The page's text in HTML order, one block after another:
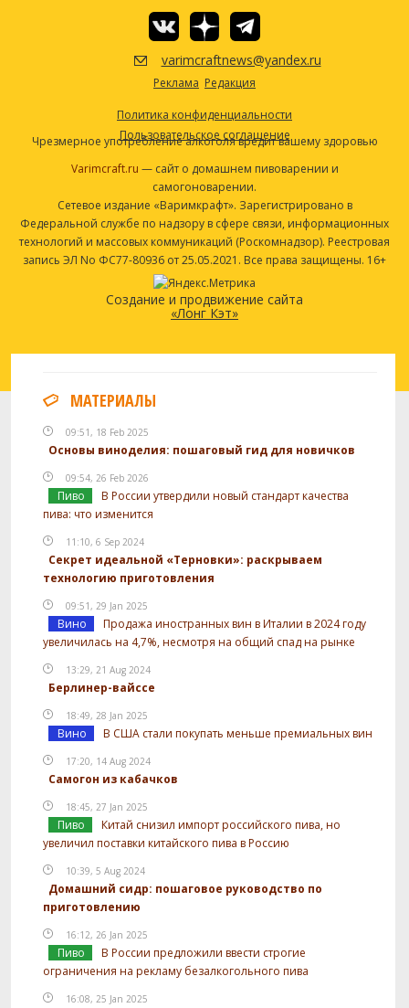
varimcraftnews@yandex.ru
Реклама Редакция
Политика конфиденциальности
Пользовательское соглашение
Чрезмерное употребление алкоголя вредит вашему здоровью
Varimcraft.ru — сайт о домашнем пивоварении и
самогоноварении.
Сетевое издание «Варимкрафт». Зарегистрировано в
Федеральной службе по надзору в сфере связи, информационных
технологий и массовых коммуникаций (Роскомнадзор). Реестровая
запись ЭЛ No ФС77-80936 от 25.05.2021. Все права защищены. 16+
Создание и продвижение сайта
«Лонг Кэт»
МАТЕРИАЛЫ
09:51, 18 Feb 2025
Основы виноделия: пошаговый гид для новичков
09:54, 26 Feb 2026
Пиво
В России утвердили новый стандарт качества
пива: что изменится
11:10, 6 Sep 2024
Секрет идеальной «Терновки»: раскрываем
технологию приготовления
09:51, 29 Jan 2025
Вино
Продажа иностранных вин в Италии в 2024 году
увеличилась на 4,7%, несмотря на общий спад на рынке
13:29, 21 Aug 2024
Берлинер-вайссе
18:49, 28 Jan 2025
Вино В США стали покупать меньше премиальных вин
17:20, 14 Aug 2024
Самогон из кабачков
18:45, 27 Jan 2025
Пиво
Китай снизил импорт российского пива, но
увеличил поставки китайского пива в Россию
10:39, 5 Aug 2024
Домашний сидр: пошаговое руководство по
приготовлению
16:12, 26 Jan 2025
Пиво
В России предложили ввести строгие
ограничения на рекламу безалкогольного пива
16:08, 25 Jan 2025